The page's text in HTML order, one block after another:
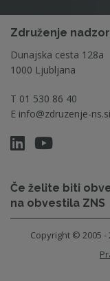
Združenje
Dunajska cesta 128a
1000 Ljubljana
T 01 530 86 40
E info@zdruzenje-ns.si
Če želite biti
na obvestila ZNS
Copyright © 2005